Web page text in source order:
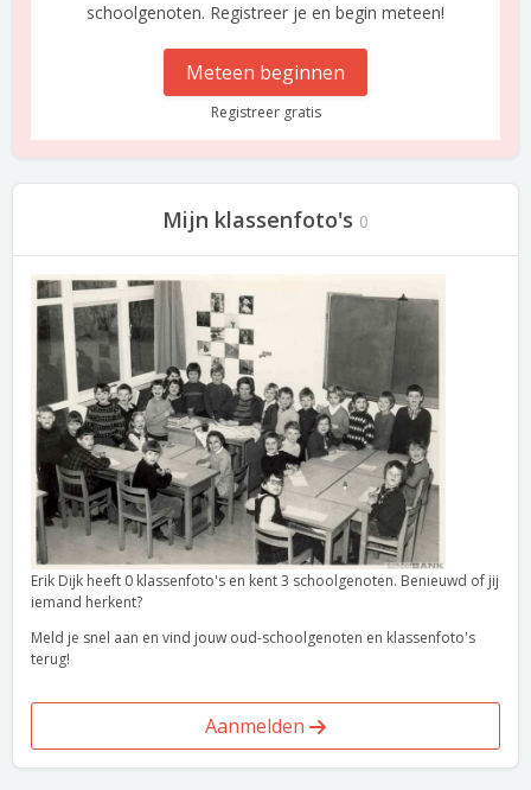
schoolgenoten. Registreer je en begin meteen!
Meteen beginnen
Registreer gratis
Mijn klassenfoto's 0
Erik Dijk heeft 0 klassenfoto's en kent 3 schoolgenoten. Benieuwd of jij
iemand herkent?
Meld je snel aan en vind jouw oud-schoolgenoten en klassenfoto's
terug!
Aanmelden